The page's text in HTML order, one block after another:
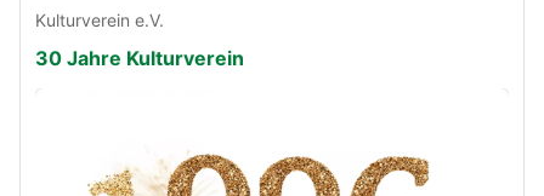
Kulturverein e.V.
30 Jahre Kulturverein